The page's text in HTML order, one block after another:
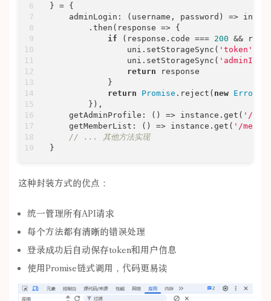
} = {
adminLogin : ( username, password ) =>
        .then(
response => {
if (response.code === 200 &&
                uni.setStorageSync(
'token'
                uni.setStorageSync(
return response
            }
return
Promise .reject( new Error
        }),
getAdminProfile : () => instance.get( '/
getMemberList : () => instance.get( '/
// ... 其他方法实现
}
这种封装方式的优点：
统一管理所有API请求
每个方法都有清晰的错误处理
登录成功后自动保存token和用户信息
使用Promise链式调用，代码更易读